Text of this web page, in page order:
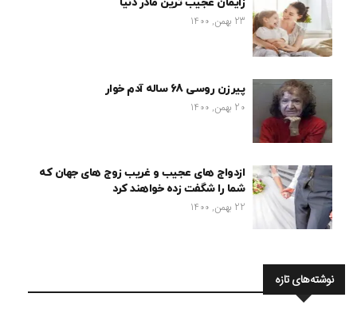
23 بهمن, 1400
پیرزن روسی 68 ساله آدم خوار
20 بهمن, 1400
ازدواج های عجیب و غریب زوج های جهان که
شما را شگفت زده خواهند کرد
22 بهمن, 1400
نوشته‌های تازه